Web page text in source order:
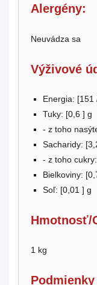
Alergény:
Neuvádza sa
Výživové
Energia: [151
Tuky: [0,6 ] g
- z toho
Sacharidy: [
- z toho
Bielkoviny: [
Soľ: [0,01 ] g
Hmotnosť/
1 kg